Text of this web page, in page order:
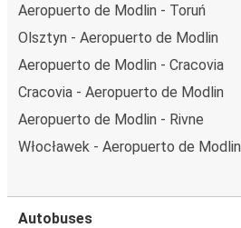
Aeropuerto de Modlin - Toruń
Olsztyn - Aeropuerto de Modlin
Aeropuerto de Modlin - Cracovia
Cracovia - Aeropuerto de Modlin
Aeropuerto de Modlin - Rivne
Włocławek - Aeropuerto de Modlin
Autobuses